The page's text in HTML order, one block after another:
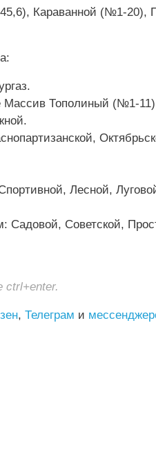
Караванной (№1-
Массив Тополиный (№1-
Лесной,
Садовой, Советской,
, Телеграм и